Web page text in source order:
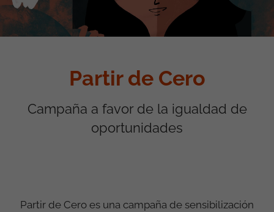
Partir de Cero
Campaña a favor de la igualdad de
oportunidades
Partir de Cero es una campaña de sensibilización